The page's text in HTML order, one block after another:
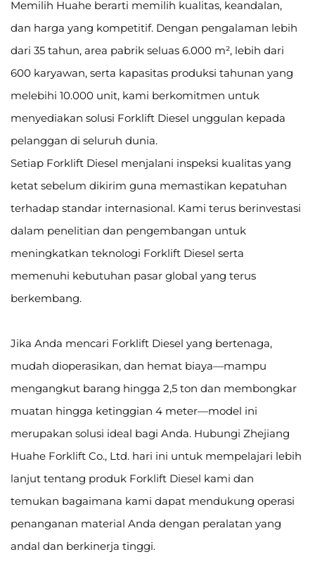
Memilih Huahe berarti memilih kualitas, keandalan,
dan harga yang kompetitif. Dengan pengalaman lebih
dari 35 tahun, area pabrik seluas 6.000 m², lebih dari
600 karyawan, serta kapasitas produksi tahunan yang
melebihi 10.000 unit, kami berkomitmen untuk
menyediakan solusi Forklift Diesel unggulan kepada
pelanggan di seluruh dunia.
Setiap Forklift Diesel menjalani inspeksi kualitas yang
ketat sebelum dikirim guna memastikan kepatuhan
terhadap standar internasional. Kami terus berinvestasi
dalam penelitian dan pengembangan untuk
meningkatkan teknologi Forklift Diesel serta
memenuhi kebutuhan pasar global yang terus
berkembang.
Jika Anda mencari Forklift Diesel yang bertenaga,
mudah dioperasikan, dan hemat biaya—mampu
mengangkut barang hingga 2,5 ton dan membongkar
muatan hingga ketinggian 4 meter—model ini
merupakan solusi ideal bagi Anda. Hubungi Zhejiang
Huahe Forklift Co., Ltd. hari ini untuk mempelajari lebih
lanjut tentang produk Forklift Diesel kami dan
temukan bagaimana kami dapat mendukung operasi
penanganan material Anda dengan peralatan yang
andal dan berkinerja tinggi.